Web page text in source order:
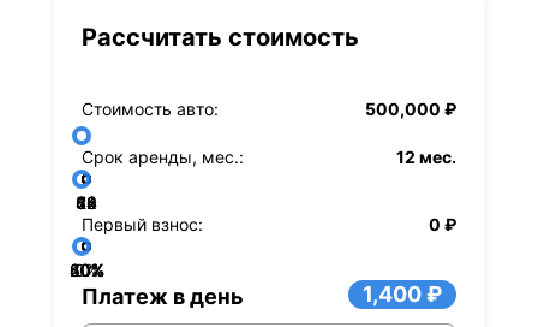
Рассчитать стоимость
Стоимость авто: 500,000 ₽
Срок аренды, мес.: 12 мес.
12
24
36
48
60
72
84
Первый взнос:
0 ₽
0%
20%
40%
60%
80%
Платеж в день 1,400 ₽